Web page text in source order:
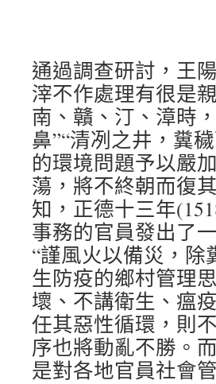
通過調查研討，王
滓不作處理有很是
南、贛、汀、漳時
鼻”“清冽之井，糞
的環境問題予以嚴
蕩，將不終朝而復
知，正德十三年
事務的官員發出了
“謹風火以備災，除
生防疫的鄉村管理
壞、不講衛生、瘟
任其惡性循環，則
序也將動亂不勝。
是對各地官員社會